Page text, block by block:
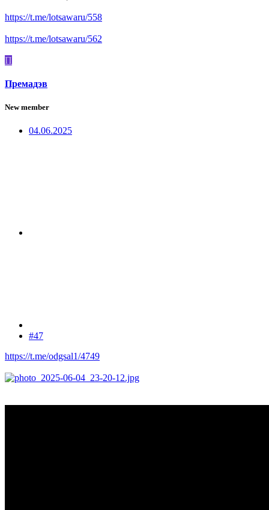
https://t.me/lotsawaru/558
https://t.me/lotsawaru/562
П
Премадэв
New member
04.06.2025
#47
https://t.me/odgsal1/4749